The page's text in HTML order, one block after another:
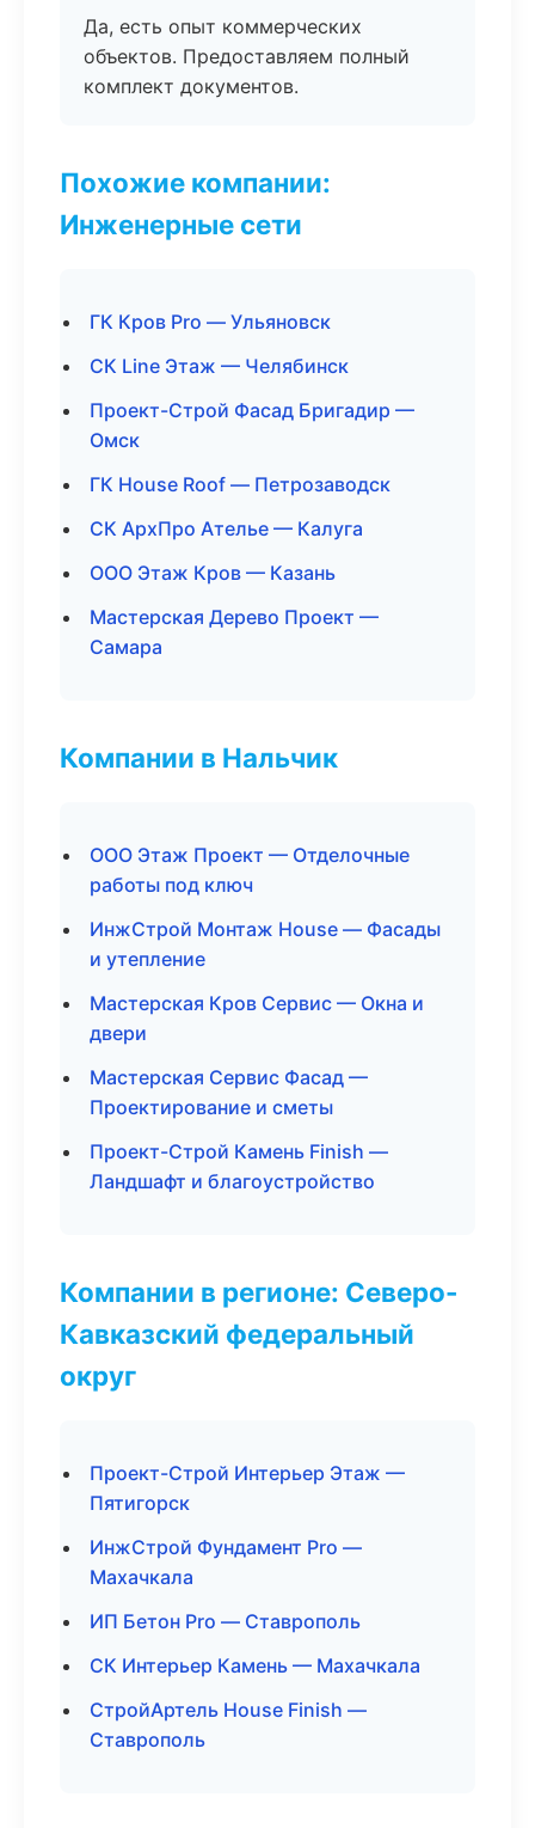
Да, есть опыт коммерческих
объектов. Предоставляем полный
комплект документов.
Похожие компании:
Инженерные сети
ГК Кров Pro — Ульяновск
СК Line Этаж — Челябинск
Проект-Строй Фасад Бригадир —
Омск
ГК House Roof — Петрозаводск
СК АрхПро Ателье — Калуга
ООО Этаж Кров — Казань
Мастерская Дерево Проект —
Самара
Компании в Нальчик
ООО Этаж Проект — Отделочные
работы под ключ
ИнжСтрой Монтаж House — Фасады
и утепление
Мастерская Кров Сервис — Окна и
двери
Мастерская Сервис Фасад —
Проектирование и сметы
Проект-Строй Камень Finish —
Ландшафт и благоустройство
Компании в регионе: Северо-
Кавказский федеральный
округ
Проект-Строй Интерьер Этаж —
Пятигорск
ИнжСтрой Фундамент Pro —
Махачкала
ИП Бетон Pro — Ставрополь
СК Интерьер Камень — Махачкала
СтройАртель House Finish —
Ставрополь